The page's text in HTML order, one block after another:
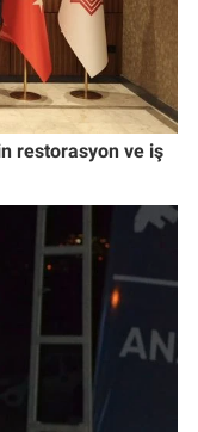
restorasyon ve iş